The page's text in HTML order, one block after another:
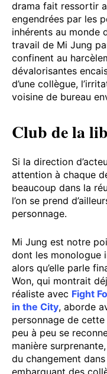
drama fait ressortir
engendrées par les
inhérents au monde
travail de Mi Jung
confinent au
dévalorisantes
d’une collègue,
voisine de bureau
Club de la
Si la direction
attention à chaque
beaucoup dans la
l’on se prend
personnage.
Mi Jung est notre
dont les monologue
alors qu’elle parle
Won, qui montrait
réaliste avec Fight
in the City, aborde
personnage de
peu à peu se
manière
du changement